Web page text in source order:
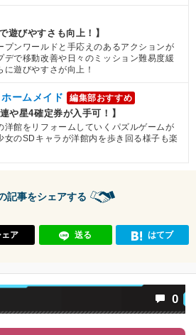
遊びやすさも向上！】
プンワールドと手応えのあるアクションが
デで移動改善や日々のミッション難易度緩
に遊びやすさが向上！
ームメイド 編集部おすすめ
連や星4確定券が入手可！】
洋館をリフォームしていくパズルゲームが
女のSDキャラが洋館内を歩き回る様子も楽
記事をシェアする
ェア 送る はてブ
0